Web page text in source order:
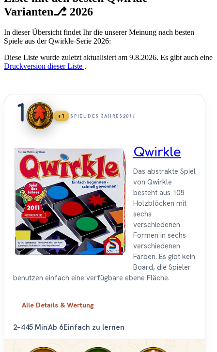
Varianten⎇ 2026
In dieser Übersicht findet Ihr die unserer Meinung nach besten
Spiele aus der Qwirkle-Serie 2026:
Diese Liste wurde zuletzt aktualisiert am 9.8.2026. Es gibt auch eine
Druckversion dieser Liste .
1 +1 SPIEL DES JAHRES2011
Qwirkle
Das abstrakte Spiel
von Qwirkle
besteht aus 108
Holzblöcken mit
sechs
verschiedenen
Formen in sechs
verschiedenen
Farben. Es gibt kein
Board, die Spieler
benutzen einfach eine verfügbare ebene Fläche.
Alle Details & Wertung
2–445 MinAb 6Einfach zu lernen